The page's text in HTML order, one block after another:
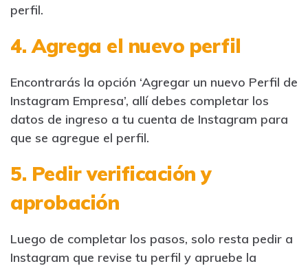
perfil.
4. Agrega el nuevo perfil
Encontrarás la opción ‘Agregar un nuevo Perfil de
Instagram Empresa’, allí debes completar los
datos de ingreso a tu cuenta de Instagram para
que se agregue el perfil.
5. Pedir verificación y
aprobación
Luego de completar los pasos, solo resta pedir a
Instagram que revise tu perfil y apruebe la